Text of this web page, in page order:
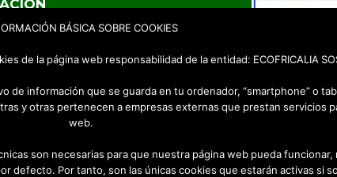
Videos
BÁSICA SOBRE COOKIES
de la página web responsabilidad de la entidad: ECOFRICALIA
de información que se guarda en tu ordenador, “smartphone” o
y otras pertenecen a empresas externas que prestan servicios
web.
son necesarias para que nuestra página web pueda
defecto. Por tanto, son las únicas cookies que estarán activas si